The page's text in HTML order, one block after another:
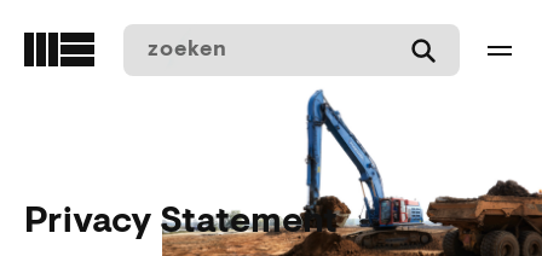
inhoud
Privacy Statement